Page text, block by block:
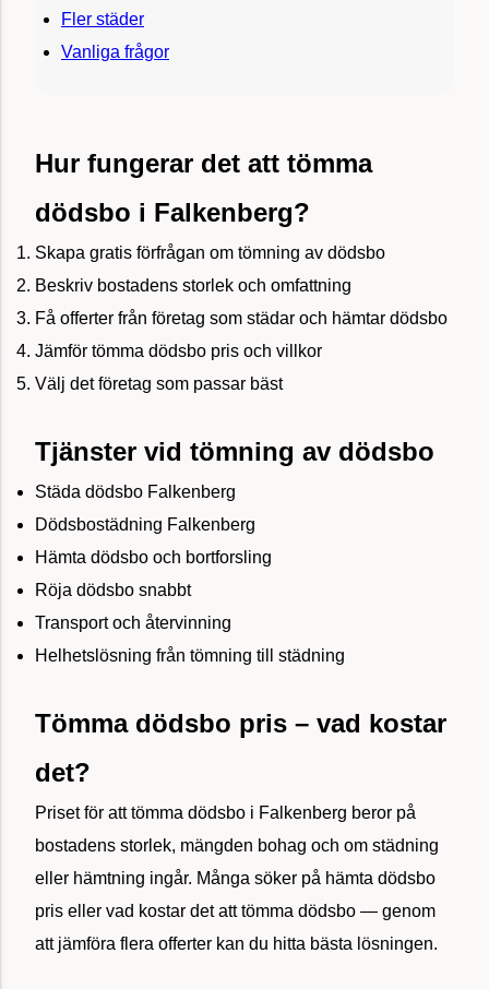
Fler städer
Vanliga frågor
Hur fungerar det att tömma
dödsbo i Falkenberg?
Skapa gratis förfrågan om tömning av dödsbo
Beskriv bostadens storlek och omfattning
Få offerter från företag som städar och hämtar dödsbo
Jämför tömma dödsbo pris och villkor
Välj det företag som passar bäst
Tjänster vid tömning av dödsbo
Städa dödsbo Falkenberg
Dödsbostädning Falkenberg
Hämta dödsbo och bortforsling
Röja dödsbo snabbt
Transport och återvinning
Helhetslösning från tömning till städning
Tömma dödsbo pris – vad kostar
det?
Priset för att tömma dödsbo i Falkenberg beror på
bostadens storlek, mängden bohag och om städning
eller hämtning ingår. Många söker på hämta dödsbo
pris eller vad kostar det att tömma dödsbo — genom
att jämföra flera offerter kan du hitta bästa lösningen.